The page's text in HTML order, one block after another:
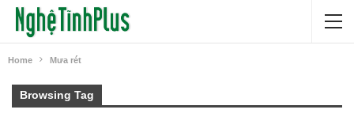
Home Mưa rét
Browsing Tag